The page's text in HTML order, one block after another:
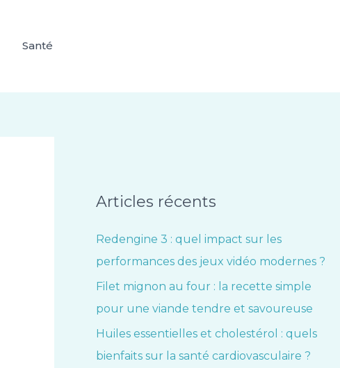
Santé
Articles récents
Redengine 3 : quel impact sur les
performances des jeux vidéo modernes ?
Filet mignon au four : la recette simple
pour une viande tendre et savoureuse
Huiles essentielles et cholestérol : quels
bienfaits sur la santé cardiovasculaire ?